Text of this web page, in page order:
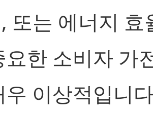
또는 에너지 효
요한 소비자 가
우 이상적입니